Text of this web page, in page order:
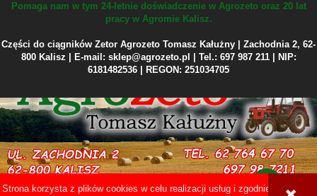
Strona korzysta z plików cookies w celu realizacji usług i zgodnie z
Pomaga nam w tym 24-letnie doświadczenie w Agrozeto oraz 20 lat
pracy w Agromie Kalisz.
Części do ciągników Zetor Agrozeto Tomasz Kałużny | Zachodnia 2, 62-
800 Kalisz | E-mail: sklep@agrozeto.pl | Tel.: 697 987 211 | NIP:
6181482536 | REGON: 251034705